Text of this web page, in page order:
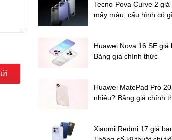
Tecno Pova Curve 2
mấy màu, cấu hình có
Huawei Nova 16 SE giá
Bảng giá chính thức
Huawei MatePad Pro
nhiêu? Bảng giá chính
Xiaomi Redmi 17 giá